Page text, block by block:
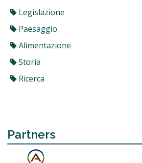
Legislazione
Paesaggio
Alimentazione
Storia
Ricerca
Partners